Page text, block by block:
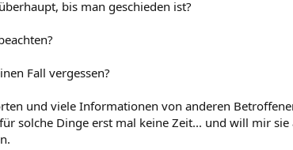
bis man geschieden ist?
Fall vergessen?
und viele Informationen von anderen
solche Dinge erst mal keine Zeit... und will mir